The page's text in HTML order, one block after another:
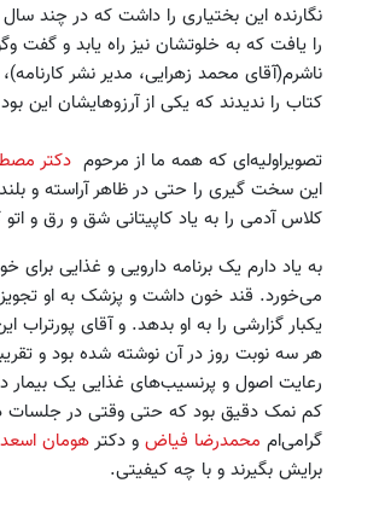
نگارنده این بختیاری را داشت که در چند
را یافت که به خلوتشان نیز راه یابد و
ناشرم(آقای محمد زهرایی، مدیر نشر
کتاب را ندیدند که یکی از آرزوهایشان این
تصویراولیه‌ای که همه ما از مرحوم دکتر
این سخت گیری را حتی در ظاهر آراسته و
کلاس آدمی را به یاد کاپیتانی شق و رق و
به یاد دارم یک برنامه دارویی و غذایی
می‌خورد. قند خون داشت و پزشک به او تجویز
یکبار گزارشی را به او بدهد. و آقای
هر سه نوبت روز در آن نوشته شده بود و
رعایت اصول و پرنسیب‌های غذایی یک بیمار
کم نمک دقیق بود که حتی وقتی در جلسات
گرامی‌ام محمدرضا فیاض و دکترهومان
برایش بگیرند و با چه کیفیتی.
رتبه برتری از همین تابستون و با
دوره رایگان ماز شروع میشه!
دریافت پکیج
دسترسی